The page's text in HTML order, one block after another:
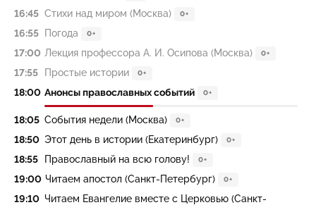
16:45 Стихи над миром (Москва) 0+
16:55 Погода 0+
17:00 Лекция профессора А. И. Осипова (Москва) 0+
17:55 Простые истории 0+
18:00 Анонсы православных событий 0+
18:05 События недели (Москва) 0+
18:50 Этот день в истории (Екатеринбург) 0+
18:55 Православный на всю голову! 0+
19:00 Читаем апостол (Санкт-Петербург) 0+
19:10 Читаем Евангелие вместе с Церковью (Санкт-